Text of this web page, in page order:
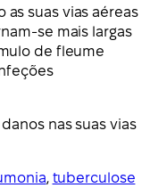
suas vias aéreas
se mais largas
de fleume
nas suas vias
, tuberculose